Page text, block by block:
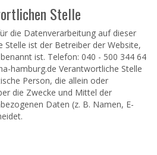
Stelle
die Datenverarbeitung auf dieser
Stelle ist der Betreiber der Website,
ist. Telefon: 040 - 500 344 64
hamburg.de Verantwortliche Stelle
Person, die allein oder
die Zwecke und Mittel der
Daten (z. B. Namen, E-